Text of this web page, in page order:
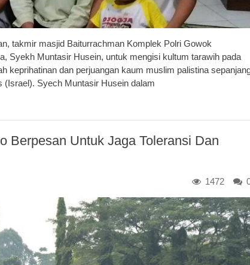
takmir masjid Baiturrachman Komplek Polri Gowok
Syekh Muntasir Husein, untuk mengisi kultum tarawih pada
keprihatinan dan perjuangan kaum muslim palistina
Syech Muntasir Husein dalam
Berpesan Untuk Jaga Toleransi Dan
1472